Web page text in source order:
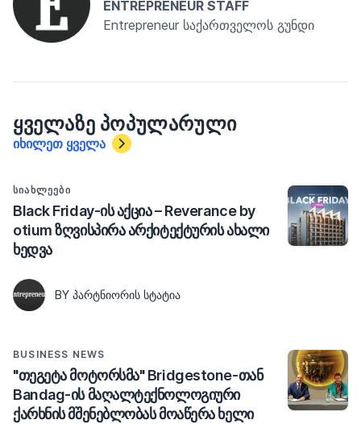
ENTREPRENEUR STAFF
Entrepreneur საქართველოს გუნდი
ᲧᲕᲔᲚᲐᲖᲔ ᲞᲝᲞᲣᲚᲐᲠᲣᲚᲘ
იხილეთ ყველა
ᲡᲘᲐᲮᲚᲔᲔᲑᲘ
Black Friday-ის აქცია – Reverance by
otium ზღვისპირა არქიტექტურის ახალი
ხედვა
BY ᲞᲐᲠᲢᲜᲘᲝᲠᲘᲡ ᲡᲢᲐᲢᲘᲐ
BUSINESS NEWS
"თეგეტა მოტორსმა" Bridgestone-თან
Bandag-ის მაღალტექნოლოგიური
ქარხნის მშენებლობას მოაწერა ხელი